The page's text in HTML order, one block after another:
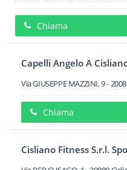
Chiama
Capelli Angelo A
Via GIUSEPPE MAZZINI, 9-
Chiama
Cisliano Fitness S.r.l.